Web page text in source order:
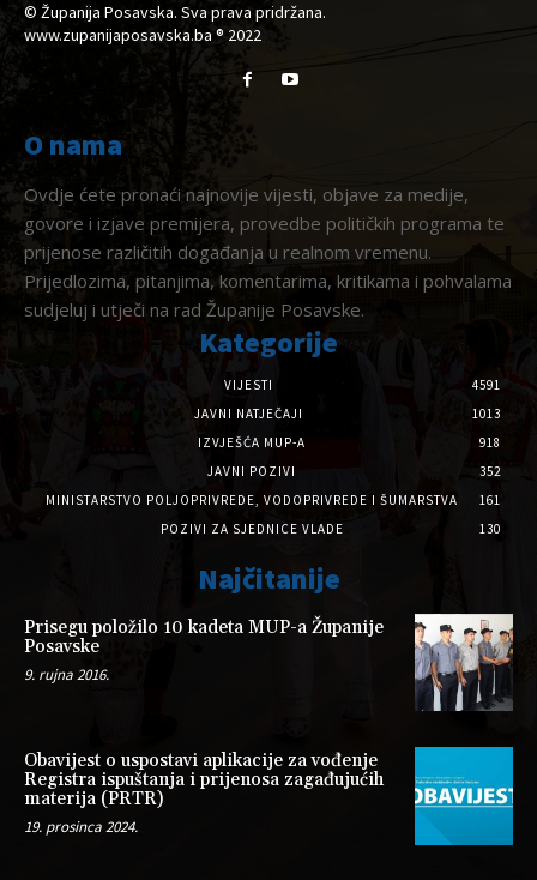
© Županija Posavska. Sva prava pridržana.
www.zupanijaposavska.ba ® 2022
O nama
Ovdje ćete pronaći najnovije vijesti, objave za medije,
govore i izjave premijera, provedbe političkih programa te
prijenose različitih događanja u realnom vremenu.
Prijedlozima, pitanjima, komentarima, kritikama i pohvalama
sudjeluj i utječi na rad Županije Posavske.
Kategorije
VIJESTI
4591
JAVNI NATJEČAJI
1013
IZVJEŠĆA MUP-A
918
JAVNI POZIVI
352
MINISTARSTVO POLJOPRIVREDE, VODOPRIVREDE I ŠUMARSTVA
161
POZIVI ZA SJEDNICE VLADE
130
Najčitanije
Prisegu položilo 10 kadeta MUP-a Županije
Posavske
9. rujna 2016.
Obavijest o uspostavi aplikacije za vođenje
Registra ispuštanja i prijenosa zagađujućih
materija (PRTR)
19. prosinca 2024.